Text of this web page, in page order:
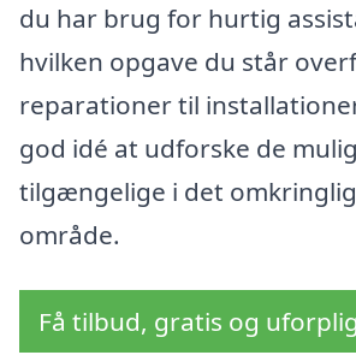
du har brug for hurtig
hvilken opgave du står
reparationer til
god idé at udforske de
tilgængelige i det
område.
Få tilbud, gratis og